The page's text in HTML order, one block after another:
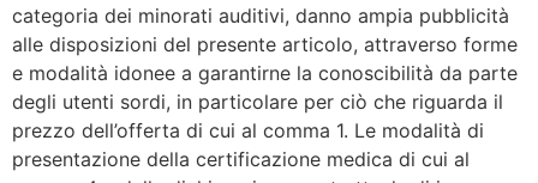
categoria dei minorati auditivi, danno ampia pubblicità
alle disposizioni del presente articolo, attraverso forme
e modalità idonee a garantirne la conoscibilità da parte
degli utenti sordi, in particolare per ciò che riguarda il
prezzo dell’offerta di cui al comma 1. Le modalità di
presentazione della certificazione medica di cui al